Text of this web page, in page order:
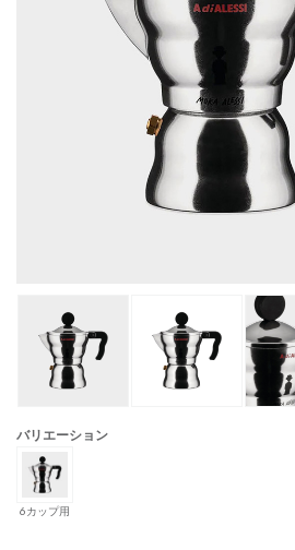
バリエーション
6カップ用